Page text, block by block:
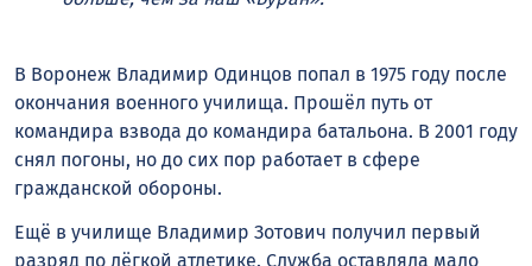
В Воронеж Владимир Одинцов попал в 1975 году после
окончания военного училища. Прошёл путь от
командира взвода до командира батальона. В 2001 году
снял погоны, но до сих пор работает в сфере
гражданской обороны.
Ещё в училище Владимир Зотович получил первый
разряд по лёгкой атлетике. Служба оставляла мало